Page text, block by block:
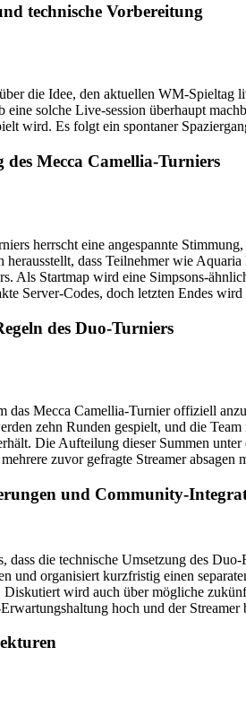
technische Vorbereitung
die Idee, den aktuellen WM-
solche Live-session überhaupt
wird. Es folgt ein spontaner
Mecca Camellia-Turniers
herrscht eine angespannte
herausstellt, dass Teilnehmer wie
Als Startmap wird eine Simpsons-
Server-Codes, doch letzten Endes
des Duo-Turniers
das Mecca Camellia-Turnier offiziell
zehn Runden gespielt, und die
Die Aufteilung dieser Summen
zuvor gefragte Streamer absagen
und Community-
dass die technische Umsetzung des
und organisiert kurzfristig einen
wird auch über mögliche
hoch und der